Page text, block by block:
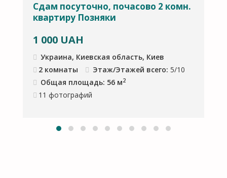
Сдам посуточно, почасово 2 комн.
квартиру Позняки
1 000 UAH
Украина, Киевская область, Киев
2 комнаты
Этаж/Этажей всего: 5/10
Общая площадь: 56 м2
11 фотографий